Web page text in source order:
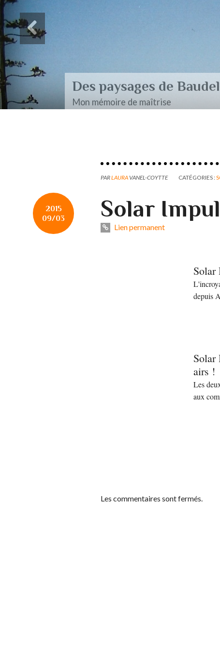
Des paysages de
Mon mémoire de maîtrise
PARLAURA VANEL-COYTTE CATÉGORIES :
2015
09/03
Solar
Lien permanent
Solar
depuis
Solar
airs !
Les
aux
Les commentaires sont fermés.